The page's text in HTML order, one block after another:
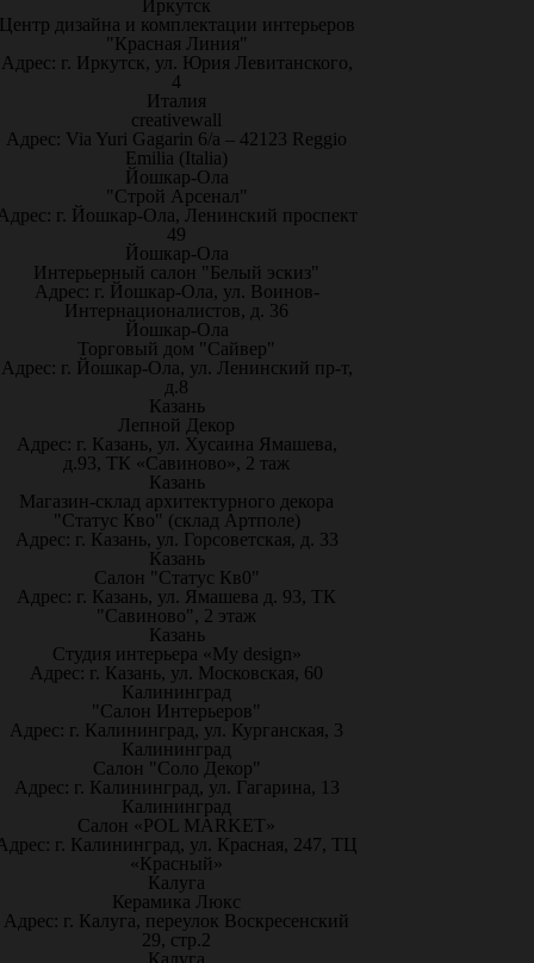
Иркутск
дизайна и комплектации интерьеров
"Красная Линия"
Адрес: г. Иркутск, ул. Юрия Левитанского,
4
Италия
creativewall
Адрес: Via Yuri Gagarin 6/a – 42123 Reggio
Emilia (Italia)
Йошкар-Ола
"Строй Арсенал"
г. Йошкар-Ола, Ленинский проспект
49
Йошкар-Ола
Интерьерный салон "Белый эскиз"
Адрес: г. Йошкар-Ола, ул. Воинов-
Интернационалистов, д. 36
Йошкар-Ола
Торговый дом "Сайвер"
Адрес: г. Йошкар-Ола, ул. Ленинский пр-т,
д.8
Казань
Лепной Декор
Адрес: г. Казань, ул. Хусаина Ямашева,
д.93, ТК «Савиново», 2 таж
Казань
Магазин-склад архитектурного декора
"Статус Кво" (склад Артполе)
Адрес: г. Казань, ул. Горсоветская, д. 33
Казань
Салон "Статус Кв0"
Адрес: г. Казань, ул. Ямашева д. 93, ТК
"Савиново", 2 этаж
Казань
Студия интерьера «My design»
Адрес: г. Казань, ул. Московская, 60
Калининград
"Салон Интерьеров"
Адрес: г. Калининград, ул. Курганская, 3
Калининград
Салон "Соло Декор"
Адрес: г. Калининград, ул. Гагарина, 13
Калининград
Салон «POL MARKET»
г. Калининград, ул. Красная, 247, ТЦ
«Красный»
Калуга
Керамика Люкс
Адрес: г. Калуга, переулок Воскресенский
29, стр.2
Калуга